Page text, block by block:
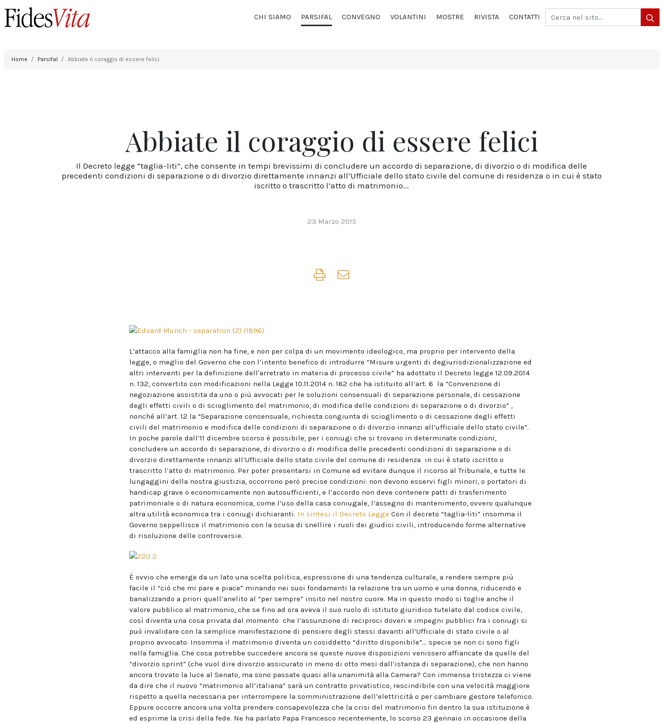
CHI SIAMO PARSIFAL CONVEGNO VOLANTINI MOSTRE RIVISTA CONTATTI
Home Parsifal Abbiate il coraggio di essere felici
Abbiate il coraggio di essere felici
Il Decreto legge “taglia-liti”, che consente in tempi brevissimi di concludere un accordo di separazione, di divorzio o di modifica delle
precedenti condizioni di separazione o di divorzio direttamente innanzi all’Ufficiale dello stato civile del comune di residenza o in cui è stato
iscritto o trascritto l’atto di matrimonio...
23 Marzo 2015
L’attacco alla famiglia non ha fine, e non per colpa di un movimento ideologico, ma proprio per intervento della
legge, o meglio del Governo che con l’intento benefico di introdurre “Misure urgenti di degiurisdizionalizzazione ed
altri interventi per la definizione dell'arretrato in materia di processo civile” ha adottato il Decreto legge 12.09.2014
n. 132, convertito con modificazioni nella Legge 10.11.2014 n. 162 che ha istituito all’art. 6 la “Convenzione di
negoziazione assistita da uno o più avvocati per le soluzioni consensuali di separazione personale, di cessazione
degli effetti civili o di scioglimento del matrimonio, di modifica delle condizioni di separazione o di divorzio” ,
nonché all’art. 12 la “Separazione consensuale, richiesta congiunta di scioglimento o di cessazione degli effetti
civili del matrimonio e modifica delle condizioni di separazione o di divorzio innanzi all’ufficiale dello stato civile”.
In poche parole dall’11 dicembre scorso è possibile, per i coniugi che si trovano in determinate condizioni,
concludere un accordo di separazione, di divorzio o di modifica delle precedenti condizioni di separazione o di
divorzio direttamente innanzi all’Ufficiale dello stato civile del comune di residenza in cui è stato iscritto o
trascritto l’atto di matrimonio. Per poter presentarsi in Comune ed evitare dunque il ricorso al Tribunale, e tutte le
lungaggini della nostra giustizia, occorrono però precise condizioni: non devono esservi figli minori, o portatori di
handicap grave o economicamente non autosufficienti, e l’accordo non deve contenere patti di trasferimento
patrimoniale o di natura economica, come l’uso della casa coniugale, l’assegno di mantenimento, ovvero qualunque
altra utilità economica tra i coniugi dichiaranti. In sintesi il Decreto Legge Con il decreto “taglia-liti” insomma il
Governo seppellisce il matrimonio con la scusa di snellire i ruoli dei giudici civili, introducendo forme alternative
di risoluzione delle controversie.
È ovvio che emerge da un lato una scelta politica, espressione di una tendenza culturale, a rendere sempre più
facile il “ciò che mi pare e piace” minando nei suoi fondamenti la relazione tra un uomo e una donna, riducendo e
banalizzando a priori quell’anelito al “per sempre” insito nel nostro cuore. Ma in questo modo si toglie anche il
valore pubblico al matrimonio, che se fino ad ora aveva il suo ruolo di istituto giuridico tutelato dal codice civile,
così diventa una cosa privata dal momento che l’assunzione di reciproci doveri e impegni pubblici fra i coniugi si
può invalidare con la semplice manifestazione di pensiero degli stessi davanti all’Ufficiale di stato civile o al
proprio avvocato. Insomma il matrimonio diventa un cosiddetto “diritto disponibile”… specie se non ci sono figli
nella famiglia. Che cosa potrebbe succedere ancora se queste nuove disposizioni venissero affiancate da quelle del
“divorzio sprint” (che vuol dire divorzio assicurato in meno di otto mesi dall’istanza di separazione), che non hanno
ancora trovato la luce al Senato, ma sono passate quasi alla unanimità alla Camera? Con immensa tristezza ci viene
da dire che il nuovo “matrimonio all’italiana” sarà un contratto privatistico, rescindibile con una velocità maggiore
rispetto a quella necessaria per interrompere la somministrazione dell’elettricità o per cambiare gestore telefonico.
Eppure occorre ancora una volta prendere consapevolezza che la crisi del matrimonio fin dentro la sua istituzione è
ed esprime la crisi della fede. Ne ha parlato Papa Francesco recentemente, lo scorso 23 gennaio in occasione della